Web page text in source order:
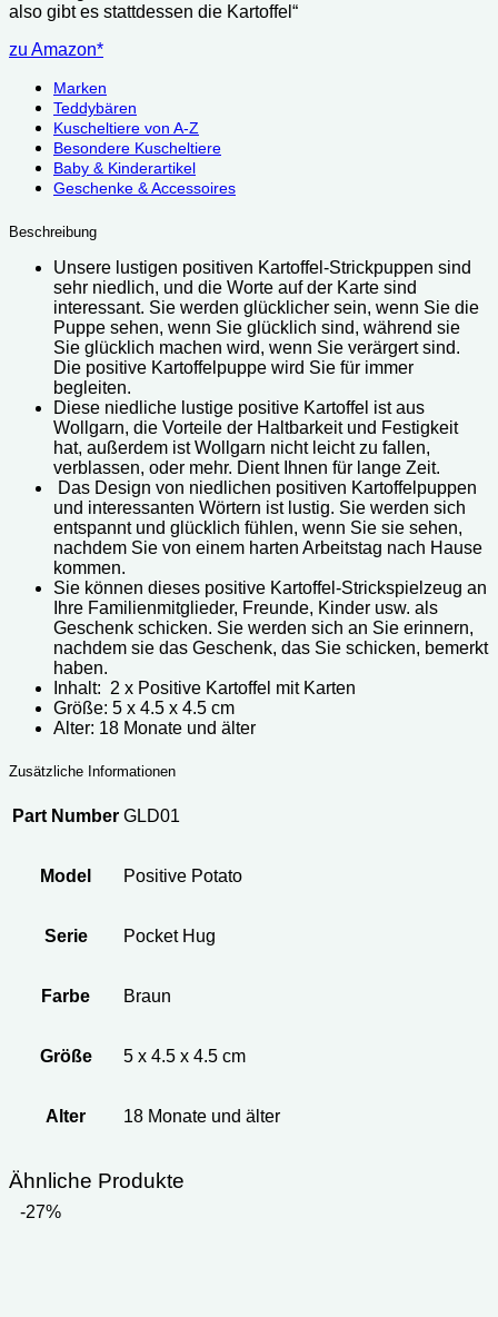
also gibt es stattdessen die Kartoffel“
zu Amazon*
Marken
Teddybären
Kuscheltiere von A-Z
Besondere Kuscheltiere
Baby & Kinderartikel
Geschenke & Accessoires
Beschreibung
Unsere lustigen positiven Kartoffel-Strickpuppen sind
sehr niedlich, und die Worte auf der Karte sind
interessant. Sie werden glücklicher sein, wenn Sie die
Puppe sehen, wenn Sie glücklich sind, während sie
Sie glücklich machen wird, wenn Sie verärgert sind.
Die positive Kartoffelpuppe wird Sie für immer
begleiten.
Diese niedliche lustige positive Kartoffel ist aus
Wollgarn, die Vorteile der Haltbarkeit und Festigkeit
hat, außerdem ist Wollgarn nicht leicht zu fallen,
verblassen, oder mehr. Dient Ihnen für lange Zeit.
Das Design von niedlichen positiven Kartoffelpuppen
und interessanten Wörtern ist lustig. Sie werden sich
entspannt und glücklich fühlen, wenn Sie sie sehen,
nachdem Sie von einem harten Arbeitstag nach Hause
kommen.
Sie können dieses positive Kartoffel-Strickspielzeug an
Ihre Familienmitglieder, Freunde, Kinder usw. als
Geschenk schicken. Sie werden sich an Sie erinnern,
nachdem sie das Geschenk, das Sie schicken, bemerkt
haben.
Inhalt: 2 x Positive Kartoffel mit Karten
Größe: 5 x 4.5 x 4.5 cm
Alter: 18 Monate und älter
Zusätzliche Informationen
Part Number GLD01
Model Positive Potato
Serie Pocket Hug
Farbe Braun
Größe 5 x 4.5 x 4.5 cm
Alter 18 Monate und älter
Ähnliche Produkte
-27%